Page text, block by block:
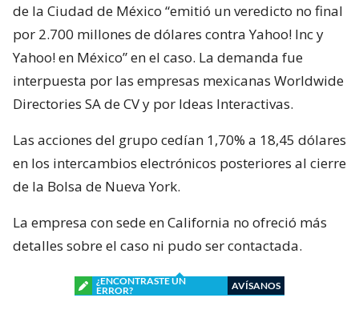
de la Ciudad de México “emitió un veredicto no final
por 2.700 millones de dólares contra Yahoo! Inc y
Yahoo! en México” en el caso. La demanda fue
interpuesta por las empresas mexicanas Worldwide
Directories SA de CV y por Ideas Interactivas.
Las acciones del grupo cedían 1,70% a 18,45 dólares
en los intercambios electrónicos posteriores al cierre
de la Bolsa de Nueva York.
La empresa con sede en California no ofreció más
detalles sobre el caso ni pudo ser contactada.
¿ENCONTRASTE UN
ERROR?
AVÍSANOS